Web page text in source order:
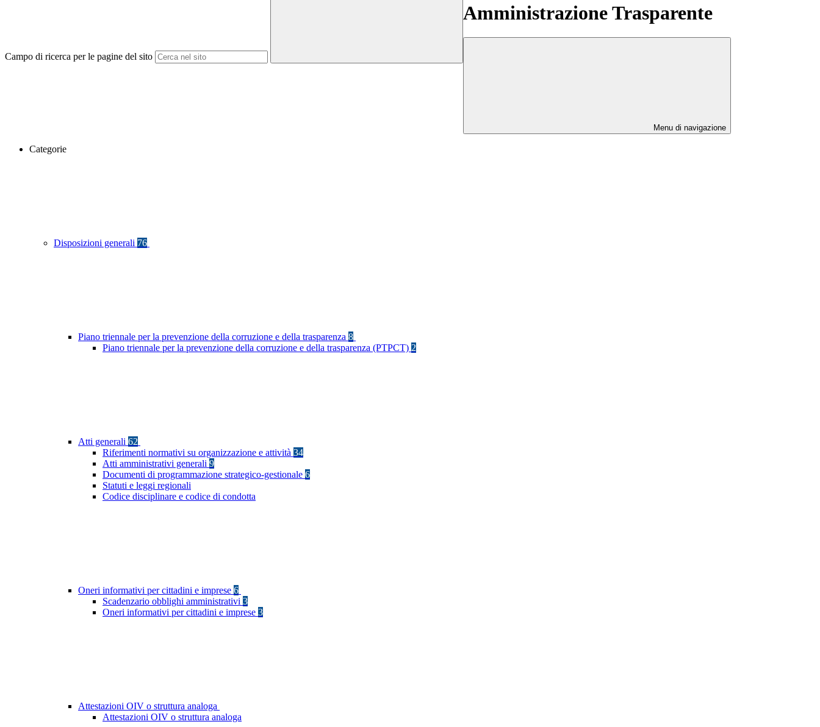
Campo di ricerca per le pagine del sito
Amministrazione Trasparente
Menu di navigazione
Categorie
Disposizioni generali 76
Piano triennale per la prevenzione della corruzione e della trasparenza 8
Piano triennale per la prevenzione della corruzione e della trasparenza (PTPCT) 2
Atti generali 62
Riferimenti normativi su organizzazione e attività 34
Atti amministrativi generali 9
Documenti di programmazione strategico-gestionale 6
Statuti e leggi regionali
Codice disciplinare e codice di condotta
Oneri informativi per cittadini e imprese 6
Scadenzario obblighi amministrativi 3
Oneri informativi per cittadini e imprese 3
Attestazioni OIV o struttura analoga
Attestazioni OIV o struttura analoga